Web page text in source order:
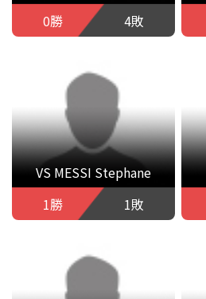
0勝
4敗
VS MESSI Stephane
1勝
1敗